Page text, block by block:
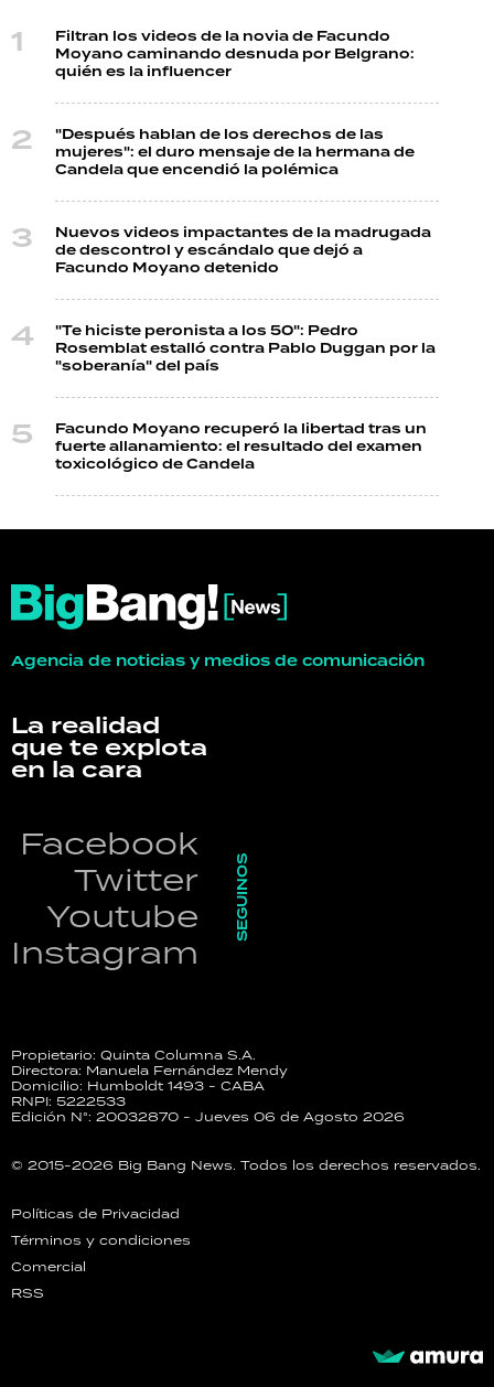
Filtran los videos de la novia de Facundo
Moyano caminando desnuda por Belgrano:
quién es la influencer
"Después hablan de los derechos de las
mujeres": el duro mensaje de la hermana de
Candela que encendió la polémica
Nuevos videos impactantes de la madrugada
de descontrol y escándalo que dejó a
Facundo Moyano detenido
"Te hiciste peronista a los 50": Pedro
Rosemblat estalló contra Pablo Duggan por la
"soberanía" del país
Facundo Moyano recuperó la libertad tras un
fuerte allanamiento: el resultado del examen
toxicológico de Candela
Agencia de noticias y medios de comunicación
La realidad
que te explota
en la cara
Facebook
Twitter
Youtube
Instagram
SEGUINOS
Propietario: Quinta Columna S.A.
Directora: Manuela Fernández Mendy
Domicilio: Humboldt 1493 - CABA
RNPI: 5222533
Edición N°: 20032870 - Jueves 06 de Agosto 2026
© 2015-2026 Big Bang News. Todos los derechos reservados.
Políticas de Privacidad
Términos y condiciones
Comercial
RSS